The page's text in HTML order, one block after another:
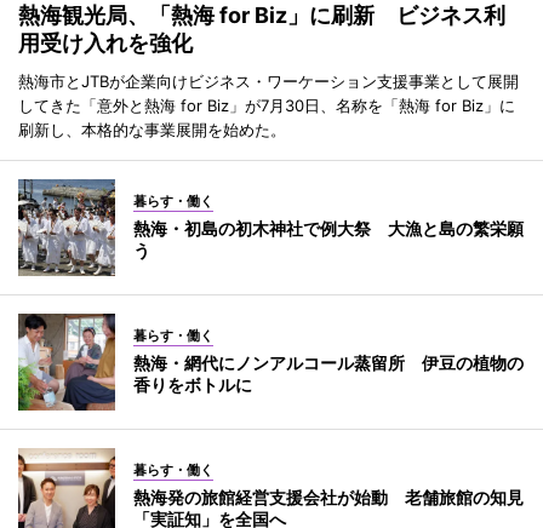
熱海観光局、「熱海 for Biz」に刷新 ビジネス利
用受け入れを強化
熱海市とJTBが企業向けビジネス・ワーケーション支援事業として展開
してきた「意外と熱海 for Biz」が7月30日、名称を「熱海 for Biz」に
刷新し、本格的な事業展開を始めた。
暮らす・働く
熱海・初島の初木神社で例大祭 大漁と島の繁栄願
う
暮らす・働く
熱海・網代にノンアルコール蒸留所 伊豆の植物の
香りをボトルに
暮らす・働く
熱海発の旅館経営支援会社が始動 老舗旅館の知見
「実証知」を全国へ